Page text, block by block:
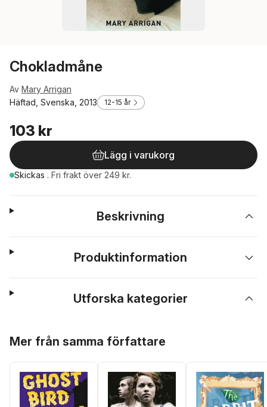
Chokladmåne
Av Mary Arrigan
Häftad, Svenska, 2013
12-15 år
103 kr
Lägg i varukorg
Skickas . Fri frakt över 249 kr.
Beskrivning
Produktinformation
Utforska kategorier
Mer från samma författare